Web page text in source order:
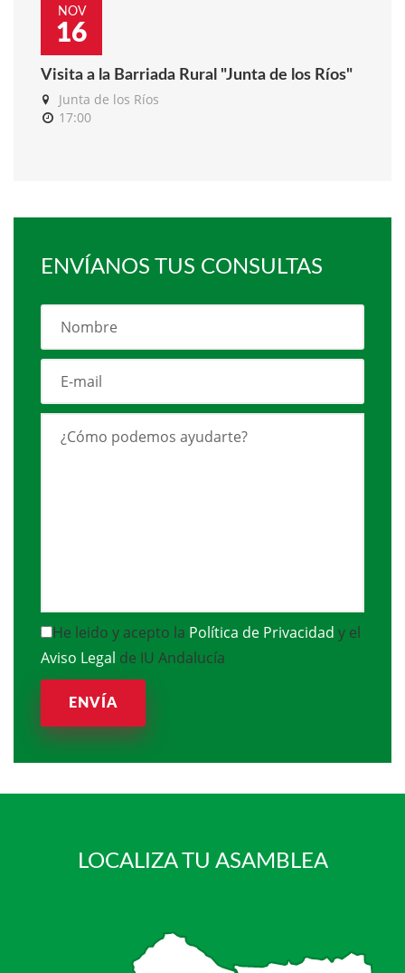
NOV
16
Visita a la Barriada Rural "Junta de los Ríos"
Junta de los Ríos
17:00
ENVÍANOS TUS CONSULTAS
He leido y acepto la Política de Privacidad y el
Aviso Legal de IU Andalucía
ENVÍA
LOCALIZA TU ASAMBLEA